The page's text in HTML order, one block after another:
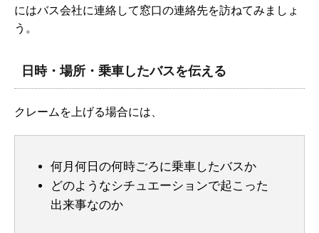
にはバス会社に連絡して窓口の連絡先を訪ねてみましょ
う。
日時・場所・乗車したバスを伝える
クレームを上げる場合には、
何月何日の何時ごろに乗車したバスか
どのようなシチュエーションで起こった
出来事なのか